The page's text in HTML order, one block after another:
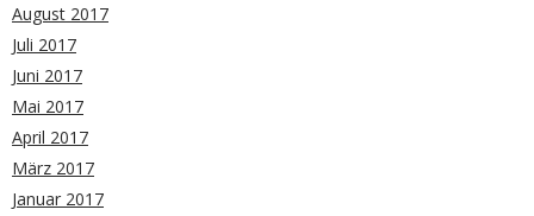
August 2017
Juli 2017
Juni 2017
Mai 2017
April 2017
März 2017
Januar 2017